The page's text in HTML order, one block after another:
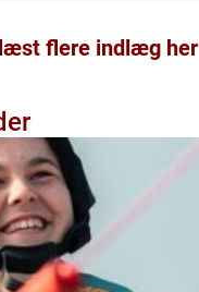
flere indlæg her